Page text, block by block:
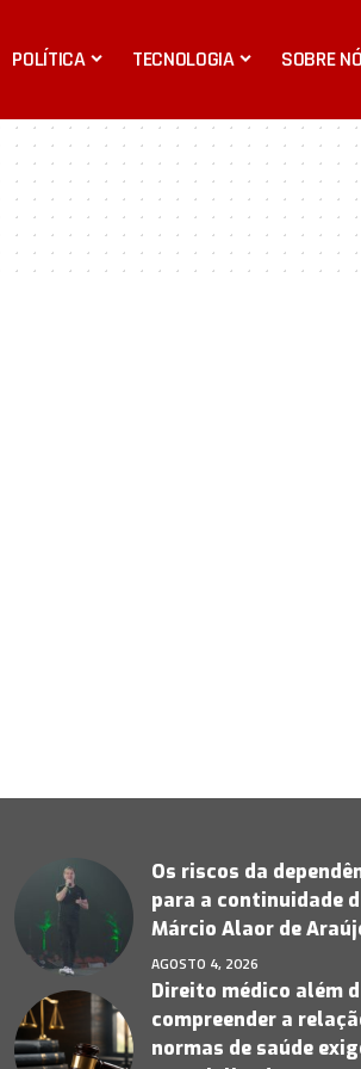
POLÍTICA TECNOLOGIA SOBRE
Os riscos da
para a continuidade
Márcio Alaor de
AGOSTO 4, 2026
Direito médico além
compreender a
normas de saúde